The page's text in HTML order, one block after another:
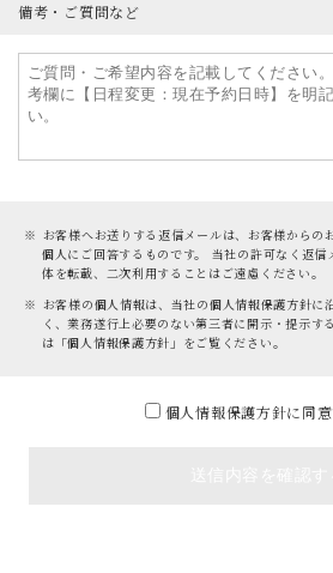
備考・ご質問など
お客様へお送りする返信メールは、お客様からの
個人にご回答するものです。 当社の許可なく返
体を転載、二次利用することはご遠慮ください。
お客様の個人情報は、当社の個人情報保護方針に
く、業務遂行上必要のない第三者に開示・提示す
は「個人情報保護方針」をご覧ください。
個人情報保護方針に同